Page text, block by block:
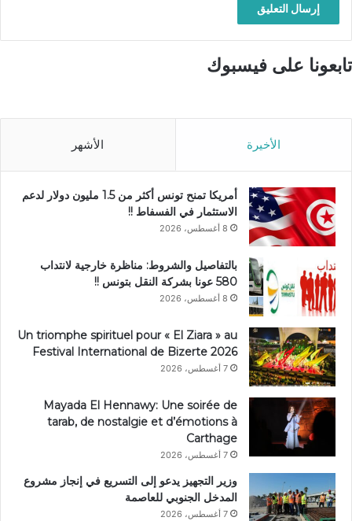
تابعونا على فيسبوك
الأخيرة الأشهر
أمريكا تمنح تونس أكثر من 1.5 مليون دولار لدعم
الاستثمار في الفسفاط !!
8 أغسطس، 2026
بالتفاصيل والشروط: مناظرة خارجية لانتداب
580 عونا بشركة النقل بتونس !!
8 أغسطس، 2026
Un triomphe spirituel pour « El Ziara » au
Festival International de Bizerte 2026
7 أغسطس، 2026
Mayada El Hennawy: Une soirée de
tarab, de nostalgie et d’émotions à
Carthage
7 أغسطس، 2026
وزير التجهيز يدعو إلى التسريع في إنجاز مشروع
المدخل الجنوبي للعاصمة
7 أغسطس، 2026